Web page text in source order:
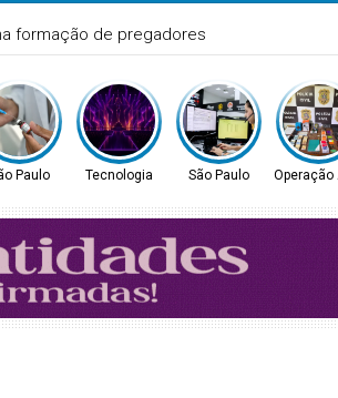
aço em noite de premiação
Paulo Tecnologia São Paulo Operação